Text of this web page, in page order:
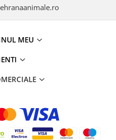
MEU